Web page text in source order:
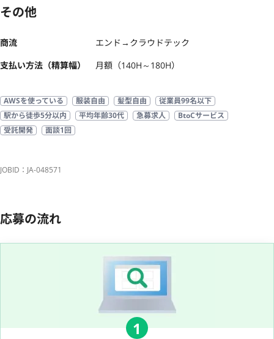
その他
商流
エンド→クラウドテック
支払い方法（精算幅）
月額（140H～180H）
AWSを使っている 服装自由 髪型自由
従業員99名以下
駅から徒歩5分以内
平均年齢30代 急募求人
BtoCサービス
受託開発
面談1回
JOBID：JA-048571
応募の流れ
1